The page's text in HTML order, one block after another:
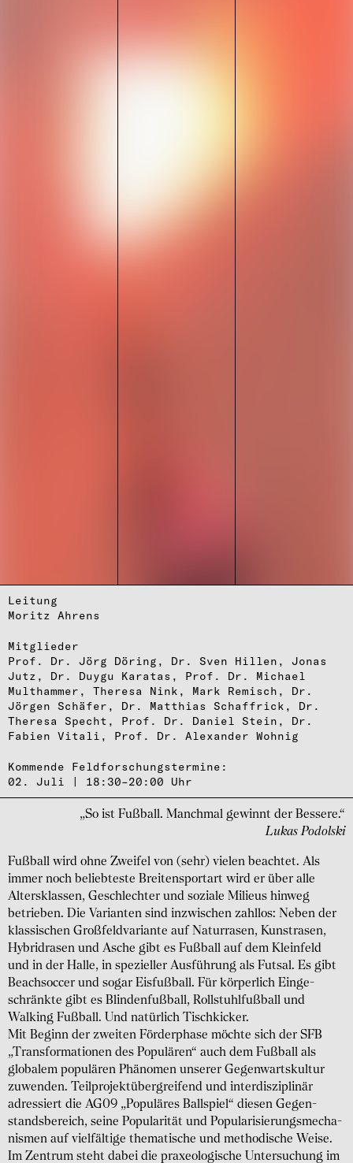
Leitung
Moritz Ahrens
Mitglieder
Prof. Dr. Jörg Döring
Dr. Sven Hillen
Jonas
Jutz
Dr. Duygu Karatas
Prof. Dr. Michael
Multhammer
Theresa Nink Mark Remisch
Dr.
Jörgen Schäfer
Dr. Matthias Schaffrick
Dr.
Theresa Specht
Prof. Dr. Daniel Stein
Dr.
Fabien Vitali
Prof. Dr. Alexander Wohnig
Kommende Feldforschungstermine:
02. Juli | 18:30–20:00 Uhr
„So ist Fußball. Manchmal gewinnt der Bessere.“
Lukas Podolski
Fußball wird ohne Zweifel von (sehr) vielen beachtet. Als
immer noch beliebteste Breiten­sportart wird er über alle
Alters­klassen, Geschlechter und soziale Milieus hinweg
betrieben. Die Varianten sind inzwischen zahllos: Neben der
klassischen Großfeld­variante auf Natur­rasen, Kunst­rasen,
Hybrid­rasen und Asche gibt es Fußball auf dem Kleinfeld
und in der Halle, in spezieller Ausfüh­rung als Futsal. Es gibt
Beach­soccer und sogar Eis­fußball. Für körper­lich Einge­
schränkte gibt es Blinden­fußball, Rollstuhl­fußball und
Walking Fußball. Und natürlich Tisch­kicker.
Mit Beginn der zweiten Förder­phase möchte sich der SFB
„Trans­forma­tionen des Populären“ auch dem Fußball als
globalem populären Phänomen unserer Gegen­warts­kultur
zuwenden. Teilprojek­tüber­greifend und inter­diszi­plinär
adressiert die AG09 „Populäres Ballspiel“ diesen Gegen­
stands­bereich, seine Popularität und Populari­sierungs­mecha­
nismen auf vielfältige thema­tische und metho­dische Weise.
Im Zentrum steht dabei die praxeo­logische Unter­suchung im